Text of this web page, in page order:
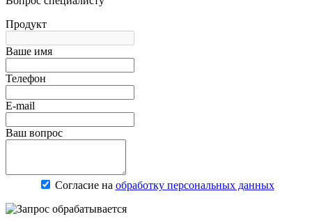
Продукт
Ваше имя
Телефон
E-mail
Ваш вопрос
Согласие на обработку персональных данных